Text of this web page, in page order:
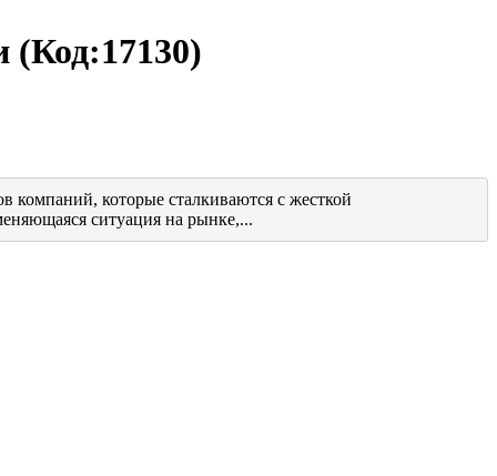
(Код:17130)
которые сталкиваются с жесткой
ситуация на рынке,...